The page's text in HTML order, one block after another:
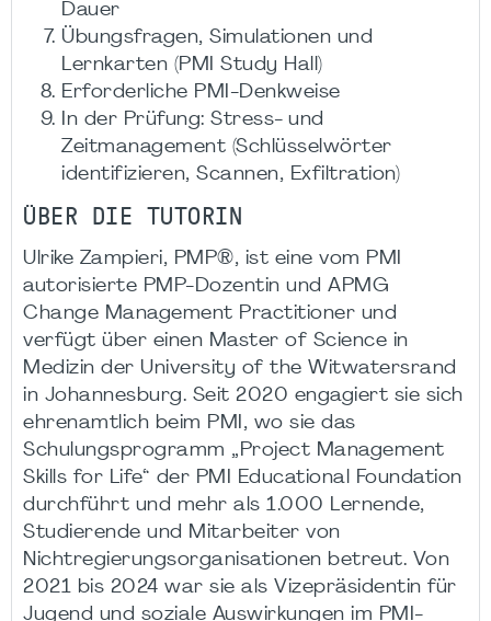
Dauer
Übungsfragen, Simulationen und
Lernkarten (PMI Study Hall)
Erforderliche PMI-Denkweise
In der Prüfung: Stress- und
Zeitmanagement (Schlüsselwörter
identifizieren, Scannen, Exfiltration)
ÜBER DIE TUTORIN
Ulrike Zampieri, PMP®, ist eine vom PMI
autorisierte PMP-Dozentin und APMG
Change Management Practitioner und
verfügt über einen Master of Science in
Medizin der University of the Witwatersrand
in Johannesburg. Seit 2020 engagiert sie sich
ehrenamtlich beim PMI, wo sie das
Schulungsprogramm „Project Management
Skills for Life“ der PMI Educational Foundation
durchführt und mehr als 1.000 Lernende,
Studierende und Mitarbeiter von
Nichtregierungsorganisationen betreut. Von
2021 bis 2024 war sie als Vizepräsidentin für
Jugend und soziale Auswirkungen im PMI-